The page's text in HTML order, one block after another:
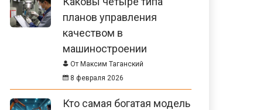
планов управления
качеством в
машиностроении
От Максим Таганский
8 февраля 2026
Кто самая богатая модель